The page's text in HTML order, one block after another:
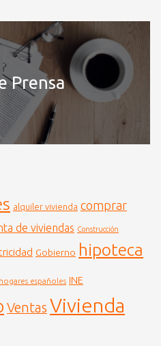
Prensa
alquiler vivienda comprar
de viviendas Construcción
Gobierno hipoteca
hogares españoles INE
Ventas Vivienda